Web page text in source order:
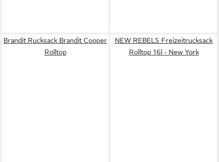
Brandit Rucksack Brandit Cooper
Rolltop
NEW REBELS Freizeitrucksack
Rolltop 16l - New York